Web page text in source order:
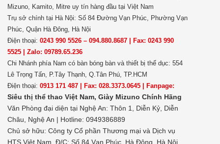
Mizuno, Kamito, Mitre uy tín hàng đầu tại Việt Nam
Trụ sở chính tại Hà Nội: Số 84 Đường Vạn Phúc, Phường Vạn
Phúc, Quận Hà Đông, Hà Nội
Điện thoại: 0243 990 5526 – 094.880.8687 | Fax: 0243 990
5525 | Zalo: 09789.65.236
Chi Nhánh phía Nam có bàn bóng bàn và thiết bị thể dục: 554
Lê Trọng Tấn, P.Tây Thạnh, Q.Tân Phú, TP.HCM
Điện thoại: 0913 171 487 | Fax: 028.3373.0645 | Fanpage:
Siêu thị thể thao Việt Nam, Giày Mizuno Chính Hãng
Văn Phòng đại diện tại Nghệ An: Thôn 1, Diễn Kỷ, Diễn
Châu, Nghệ An | Hotline: 0949386889
Chủ sở hữu: Công ty Cổ phần Thương mại và Dịch vụ
HTS Việt Nam, Đ/C: Số 84 Vạn Phúc, Hà Đông, Hà Nội.